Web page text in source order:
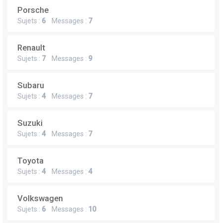
Porsche
Sujets : 6 Messages : 7
Renault
Sujets : 7Messages : 9
Subaru
Sujets : 4Messages : 7
Suzuki
Sujets : 4Messages : 7
Toyota
Sujets : 4Messages : 4
Volkswagen
Sujets : 6 Messages : 10